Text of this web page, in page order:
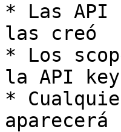
* Las API
las creó
* Los
la API key
*